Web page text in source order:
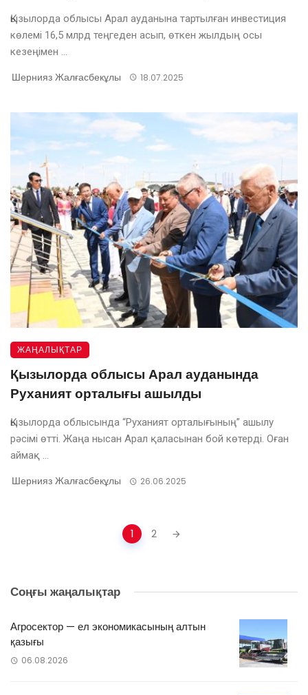
Қызылорда облысы Арал ауданына тартылған инвестиция
көлемі 16,5 млрд теңгеден асып, өткен жылдың осы
кезеңімен ...
Шернияз Жалғасбекұлы 18.07.2025
ЖАҢАЛЫҚТАР
Қызылорда облысы Арал ауданында
Руханият орталығы ашылды
Қызылорда облысында “Руханият орталығының” ашылу
рәсімі өтті. Жаңа нысан Арал қаласынан бой көтерді. Оған
аймақ ...
Шернияз Жалғасбекұлы 26.06.2025
1 2
Соңғы жаңалықтар
Агросектор — ел экономикасының алтын
қазығы
06.08.2026